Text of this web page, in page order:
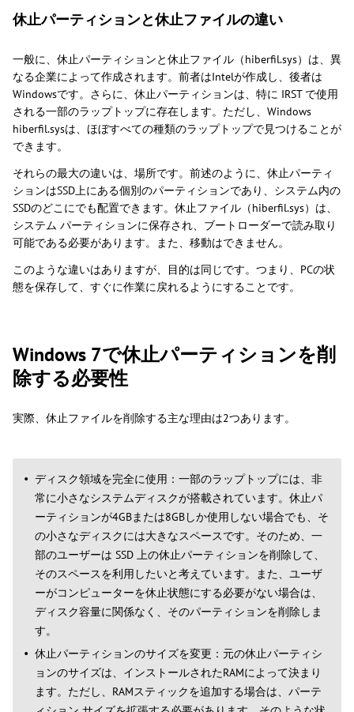
休止パーティションと休止ファイルの違い
一般に、休止パーティションと休止ファイル（hiberfil.sys）は、異
なる企業によって作成されます。前者はIntelが作成し、後者は
Windowsです。さらに、休止パーティションは、特に IRST で使用
される一部のラップトップに存在します。ただし、Windows
hiberfil.sysは、ほぼすべての種類のラップトップで見つけることが
できます。
それらの最大の違いは、場所です。前述のように、休止パーティ
ションはSSD上にある個別のパーティションであり、システム内の
SSDのどこにでも配置できます。休止ファイル（hiberfil.sys）は、
システム パーティションに保存され、ブートローダーで読み取り
可能である必要があります。また、移動はできません。
このような違いはありますが、目的は同じです。つまり、PCの状
態を保存して、すぐに作業に戻れるようにすることです。
Windows 7で休止パーティションを削
除する必要性
実際、休止ファイルを削除する主な理由は2つあります。
ディスク領域を完全に使用：一部のラップトップには、非
常に小さなシステムディスクが搭載されています。休止パ
ーティションが4GBまたは8GBしか使用しない場合でも、そ
の小さなディスクには大きなスペースです。そのため、一
部のユーザーは SSD 上の休止パーティションを削除して、
そのスペースを利用したいと考えています。また、ユーザ
ーがコンピューターを休止状態にする必要がない場合は、
ディスク容量に関係なく、そのパーティションを削除しま
す。
休止パーティションのサイズを変更：元の休止パーティシ
ョンのサイズは、インストールされたRAMによって決まり
ます。ただし、RAMスティックを追加する場合は、パーテ